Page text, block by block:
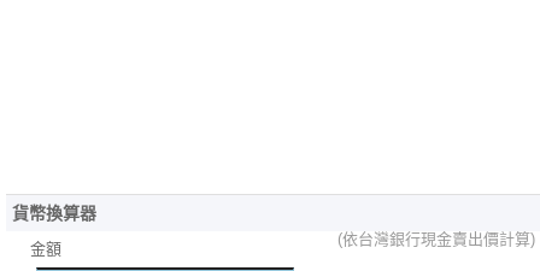
貨幣換算器
(依台灣銀行現金賣出價計算)
金額